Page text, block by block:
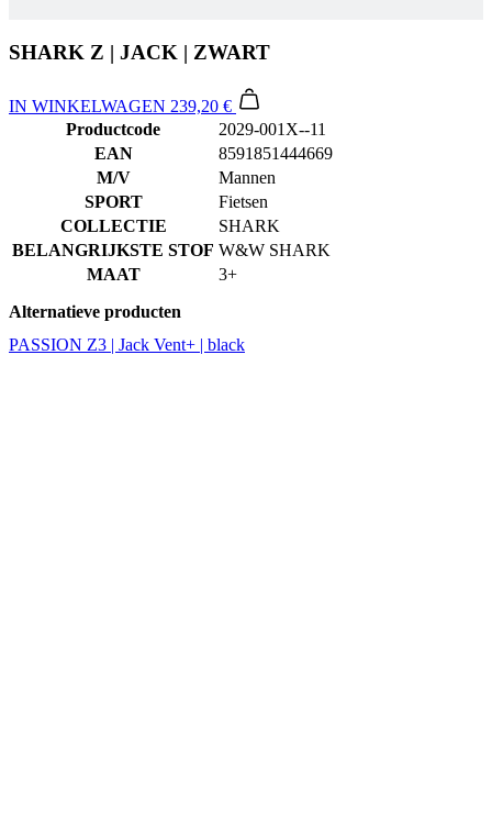
SHARK Z | JACK | ZWART
IN WINKELWAGEN 239,20 €
Productcode
2029-001X--11
EAN
8591851444669
M/V
Mannen
SPORT
Fietsen
COLLECTIE
SHARK
BELANGRIJKSTE STOF W&W SHARK
MAAT
3+
Alternatieve producten
PASSION Z3 | Jack Vent+ | black